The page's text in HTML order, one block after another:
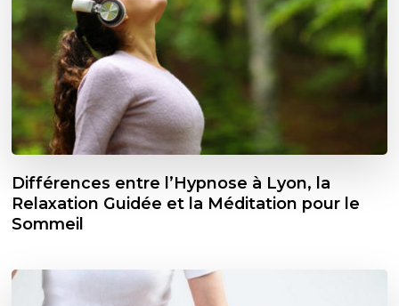
Différences entre l’Hypnose à Lyon, la
Relaxation Guidée et la Méditation pour le
Sommeil